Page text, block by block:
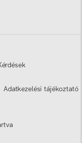
Adatkezelési tájékoztató